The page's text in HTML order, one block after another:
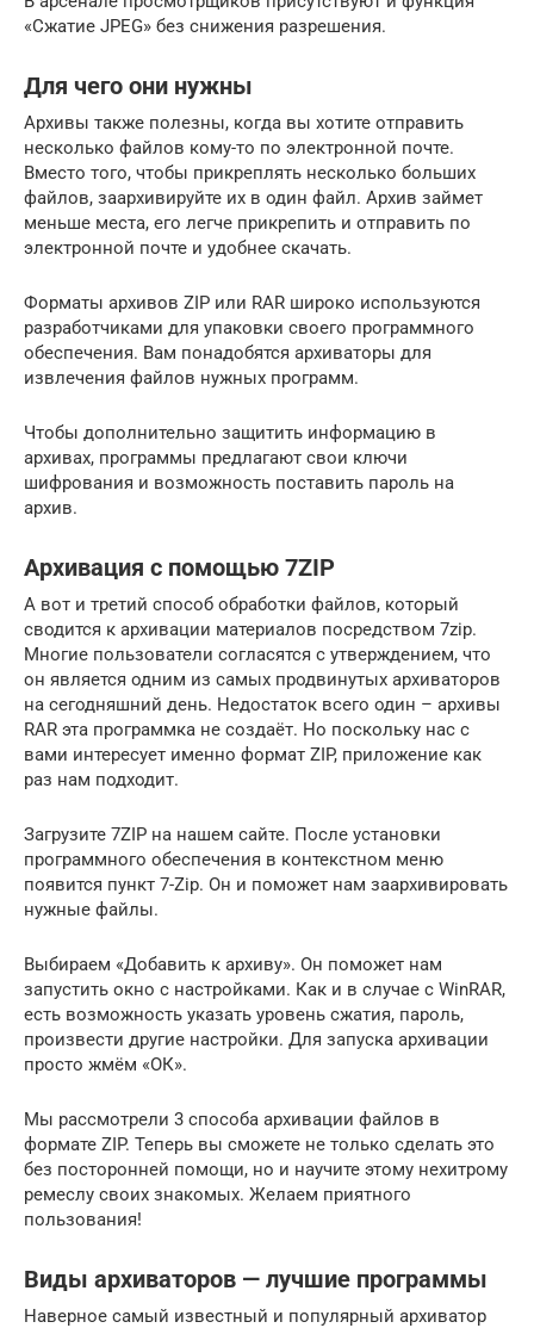
«Сжатие JPEG» без снижения разрешения.
Для чего они нужны
Архивы также полезны, когда вы хотите отправить
несколько файлов кому-то по электронной почте.
Вместо того, чтобы прикреплять несколько больших
файлов, заархивируйте их в один файл. Архив займет
меньше места, его легче прикрепить и отправить по
электронной почте и удобнее скачать.
Форматы архивов ZIP или RAR широко используются
разработчиками для упаковки своего программного
обеспечения. Вам понадобятся архиваторы для
извлечения файлов нужных программ.
Чтобы дополнительно защитить информацию в
архивах, программы предлагают свои ключи
шифрования и возможность поставить пароль на
архив.
Архивация с помощью 7ZIP
А вот и третий способ обработки файлов, который
сводится к архивации материалов посредством 7zip.
Многие пользователи согласятся с утверждением, что
он является одним из самых продвинутых архиваторов
на сегодняшний день. Недостаток всего один – архивы
RAR эта программка не создаёт. Но поскольку нас с
вами интересует именно формат ZIP, приложение как
раз нам подходит.
Загрузите 7ZIP на нашем сайте. После установки
программного обеспечения в контекстном меню
появится пункт 7-Zip. Он и поможет нам заархивировать
нужные файлы.
Выбираем «Добавить к архиву». Он поможет нам
запустить окно с настройками. Как и в случае с WinRAR,
есть возможность указать уровень сжатия, пароль,
произвести другие настройки. Для запуска архивации
просто жмём «ОК».
Мы рассмотрели 3 способа архивации файлов в
формате ZIP. Теперь вы сможете не только сделать это
без посторонней помощи, но и научите этому нехитрому
ремеслу своих знакомых. Желаем приятного
пользования!
Виды архиваторов — лучшие программы
Наверное самый известный и популярный архиватор